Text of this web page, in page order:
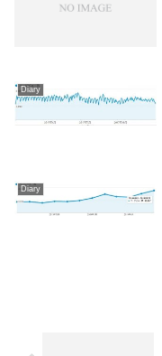
Diary
Diary